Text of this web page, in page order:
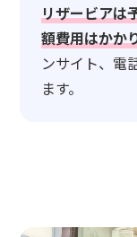
リザービアは
額費用はかか
ンサイト、電
ます。